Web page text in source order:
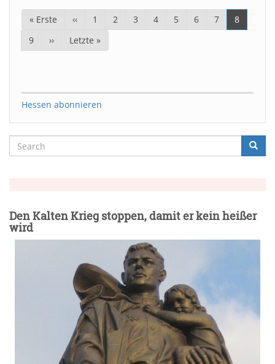
Seitennummerierung
Erste
« Erste
Vorherige
‹‹ Page
1 Page
2 Page
3 Page
4 Page
5 Page
6 Page
7
Aktuelle
Seite
8
Page
9
Nächste
Seite
››
Letzte
Seite
Letzte »
Hessen abonnieren
Suche
Search
Den Kalten Krieg stoppen, damit er kein heißer
wird